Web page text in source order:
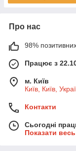
Про нас
98% позитивних
Працює з
м. Київ
Київ, Київ,
Контакти
Сьогодні
Показати